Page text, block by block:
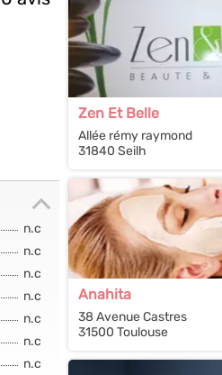
n.c
n.c
n.c
n.c
n.c
n.c
n.c
Zen Et Belle
Allée rémy raymond
31840 Seilh
Anahita
38 Avenue Castres
31500 Toulouse